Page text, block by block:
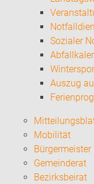
Sozialer
Auszug
Mobilität
Bürgermeister
Gemeinderat
Bezirksbeirat